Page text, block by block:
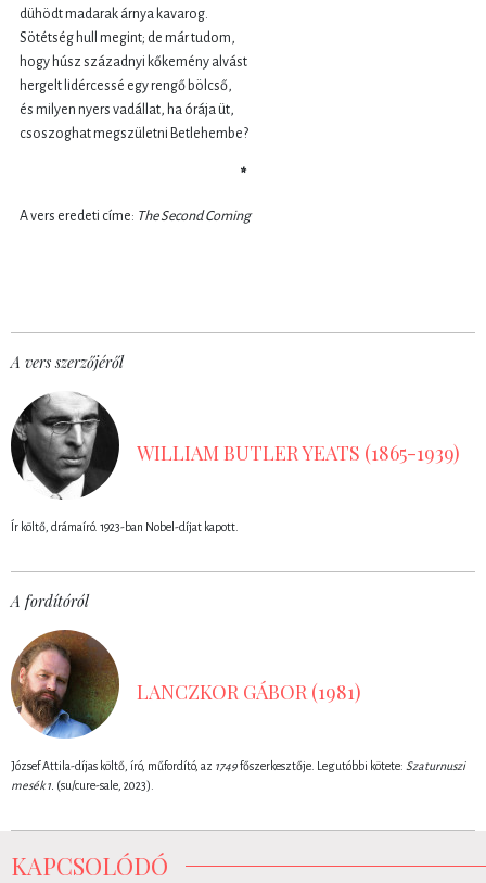
dühödt madarak árnya kavarog.
Sötétség hull megint; de már tudom,
hogy húsz századnyi kőkemény alvást
hergelt lidércessé egy rengő bölcső,
és milyen nyers vadállat, ha órája üt,
csoszoghat megszületni Betlehembe?
*
A vers eredeti címe: The Second Coming
A vers szerzőjéről
WILLIAM BUTLER YEATS (1865-1939)
Ír költő, drámaíró. 1923-ban Nobel-díjat kapott.
A fordítóról
LANCZKOR GÁBOR (1981)
József Attila-díjas költő, író, műfordító, az 1749főszerkesztője. Legutóbbi kötete: Szaturnuszi
mesék 1. (su/cure-sale, 2023).
KAPCSOLÓDÓ